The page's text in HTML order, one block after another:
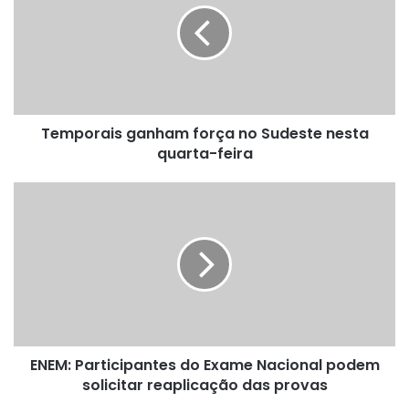
Temporais ganham força no Sudeste nesta
quarta-feira
das
provas
ENEM: Participantes do Exame Nacional podem
solicitar reaplicação das provas